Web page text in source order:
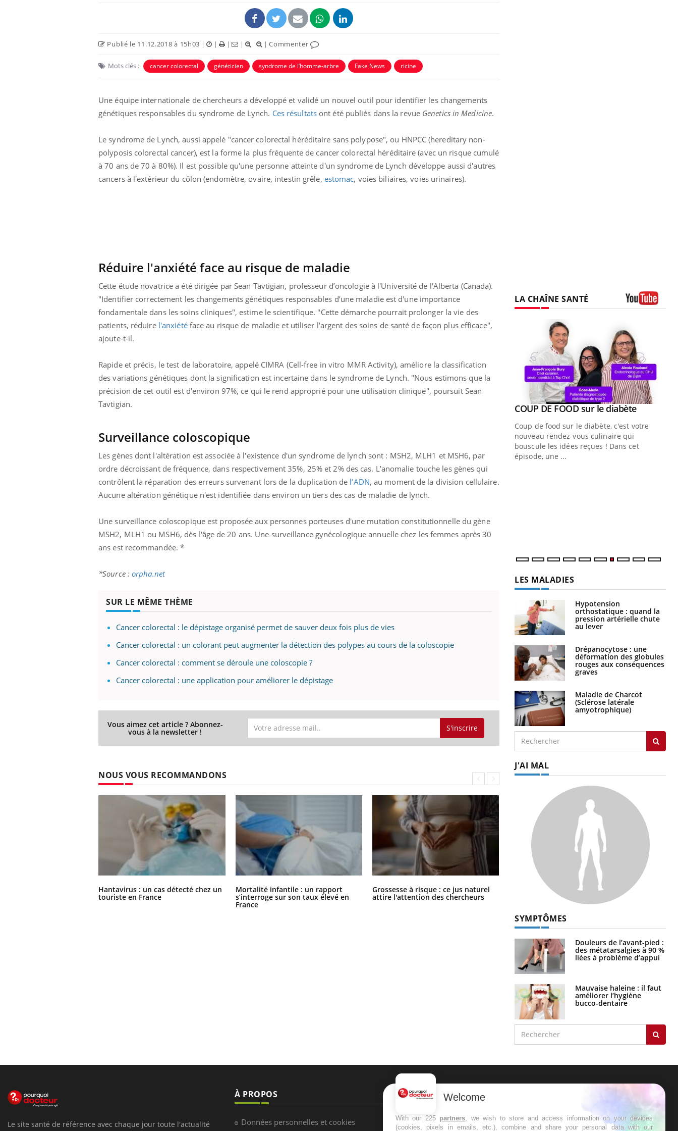
Publié le 11.12.2018 à 15h03 | | | | |Commenter
Mots clés : cancer colorectal généticien syndrome de l’homme-arbre Fake News ricine
Une équipe internationale de chercheurs a développé et validé un nouvel outil pour identifier les changements
génétiques responsables du syndrome de Lynch. Ces résultatsont été publiés dans la revue Genetics in Medicine.
Le syndrome de Lynch, aussi appelé "cancer colorectal héréditaire sans polypose", ou HNPCC (hereditary non-
polyposis colorectal cancer), est la forme la plus fréquente de cancer colorectal héréditaire (avec un risque cumulé
à 70 ans de 70 à 80%). Il est possible qu'une personne atteinte d'un syndrome de Lynch développe aussi d'autres
cancers à l'extérieur du côlon (endomètre, ovaire, intestin grêle, estomac, voies biliaires, voies urinaires).
Réduire l'anxiété face au risque de maladie
Cette étude novatrice a été dirigée par Sean Tavtigian, professeur d’oncologie à l'Université de l'Alberta (Canada).
"Identifier correctement les changements génétiques responsables d’une maladie est d'une importance
fondamentale dans les soins cliniques", estime le scientifique. "Cette démarche pourrait prolonger la vie des
patients, réduire l'anxiétéface au risque de maladie et utiliser l'argent des soins de santé de façon plus efficace",
ajoute-t-il.
Rapide et précis, le test de laboratoire, appelé CIMRA (Cell-free in vitro MMR Activity), améliore la classification
des variations génétiques dont la signification est incertaine dans le syndrome de Lynch. "Nous estimons que la
précision de cet outil est d'environ 97%, ce qui le rend approprié pour une utilisation clinique", poursuit Sean
Tavtigian.
Surveillance coloscopique
Les gènes dont l'altération est associée à l'existence d'un syndrome de lynch sont : MSH2, MLH1 et MSH6, par
ordre décroissant de fréquence, dans respectivement 35%, 25% et 2% des cas. L’anomalie touche les gènes qui
contrôlent la réparation des erreurs survenant lors de la duplication de l’ADN, au moment de la division cellulaire.
Aucune altération génétique n'est identifiée dans environ un tiers des cas de maladie de lynch.
Une surveillance coloscopique est proposée aux personnes porteuses d'une mutation constitutionnelle du gène
MSH2, MLH1 ou MSH6, dès l'âge de 20 ans. Une surveillance gynécologique annuelle chez les femmes après 30
ans est recommandée. *
*Source : orpha.net
SUR LE MÊME THÈME
Cancer colorectal : le dépistage organisé permet de sauver deux fois plus de vies
Cancer colorectal : un colorant peut augmenter la détection des polypes au cours de la coloscopie
Cancer colorectal : comment se déroule une coloscopie ?
Cancer colorectal : une application pour améliorer le dépistage
Vous aimez cet article ? Abonnez-
vous à la newsletter ! S'inscrire
NOUS VOUS RECOMMANDONS
Hantavirus : un cas détecté chez un
touriste en France
Mortalité infantile : un rapport
s’interroge sur son taux élevé en
France
Grossesse à risque : ce jus naturel
attire l'attention des chercheurs
Comment oublier les écrans en
LA CHAÎNE SANTÉ
Diabète & Ramadan 2026
nombreuses personnes atteintes de
défis, mais ...
Un établissement lié à un groupe
mutualiste innove en matière de bilan de
santé : l'utilisation d'un « jumeau
numérique » permet ...
Youtube
COUP DE FOOD sur le diabèteYoutube
Coup de food sur le diabète, c'est votre
nouveau rendez-vous culinaire qui
bouscule les idées reçues ! Dans cet
épisode, une ...
LES MALADIES
Hypotension
orthostatique : quand la
pression artérielle chute
au lever
Drépanocytose : une
déformation des globules
rouges aux conséquences
graves
Maladie de Charcot
(Sclérose latérale
amyotrophique)
J'AI MAL
SYMPTÔMES
Douleurs de l’avant-pied :
des métatarsalgies à 90 %
liées à problème d’appui
Mauvaise haleine : il faut
améliorer l’hygiène
bucco-dentaire
Le site santé de référence avec chaque jour toute l'actualité
À PROPOS
Données personnelles et cookies
NEWSLETTER
Recevez toutes les semaines les meilleures
infos santé
Welcome
With our 225 partners, we wish to store and access information on your devices
(cookies, pixels in emails, etc.), combine and share your personal data with our